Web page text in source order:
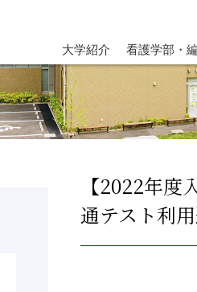
大学紹介 看護学部・
【2022年
通テスト利用